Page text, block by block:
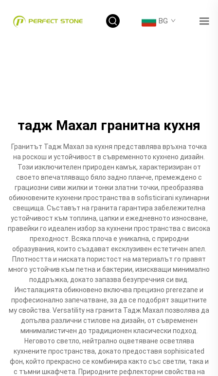
BG
тадж Махал гранитна кухня
Гранитът Тадж Махал за кухня представлява връхна точка
на роскош и устойчивост в съвременното кухнено дизайн.
Този изключителен природен камък, характеризиран от
своето впечатляващо бяло задно планче, премеждено с
грациозни сиви жилки и тонки златни точки, преобразява
обикновените кухнени пространства в sofisticirani кулинарни
свещища. Съставът на гранита гарантира забележителна
устойчивост към топлина, цапки и ежедневното износване,
правейки го идеален избор за кухнени пространства с висока
преходност. Всяка плоча е уникална, с природни
образувания, които създават ексклузивен естетичен апел.
Плотността и ниската пористост на материалът го правят
много устойчив към петна и бактерии, изискващи минимално
поддръжка, докато запазва безупречния си вид.
Инсталацията обикновено включва прецизно prerezane и
професионално запечатване, за да се подобрят защитните
му свойства. Versatility на гранита Тадж Махал позволява да
допълва различни стилове на дизайн, от съвременен
минималистичен до традиционен класически подход.
Неговото светло, нейтрално оцветяване осветлява
кухнените пространства, докато предоставя sophisicated
фон, който прекрасно се комбинира както със светли, така и
с тъмни шкафчета. Природните рефлекторни свойства на